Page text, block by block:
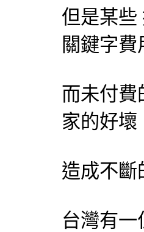
但是某些
關鍵字
而未付
家的好壞
造成不斷
台灣有一